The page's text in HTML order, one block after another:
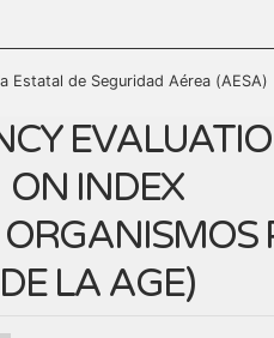
Estatal de Seguridad Aérea (AESA)
ON INDEX
DE LA AGE)